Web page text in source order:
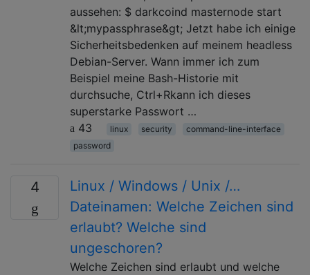
aussehen: $ darkcoind masternode start
&lt;mypassphrase&gt; Jetzt habe ich einige
Sicherheitsbedenken auf meinem headless
Debian-Server. Wann immer ich zum
Beispiel meine Bash-Historie mit
durchsuche, Ctrl+Rkann ich dieses
superstarke Passwort …
43
linux security
command-line-interface
password
4
Linux / Windows / Unix /…
Dateinamen: Welche Zeichen sind
erlaubt? Welche sind
ungeschoren?
Welche Zeichen sind erlaubt und welche